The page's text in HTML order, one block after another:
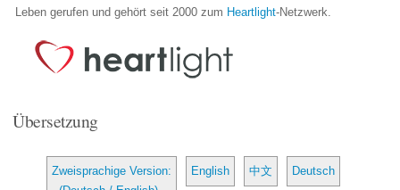
Leben gerufen und gehört seit 2000 zum Heartlight-Netzwerk.
Übersetzung
Zweisprachige Version:
English 中文 Deutsch